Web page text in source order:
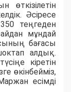
Әсіресе
теңгеден
мұндай
бағасы
алдық.
кіретін
өкінбейміз,
есімді